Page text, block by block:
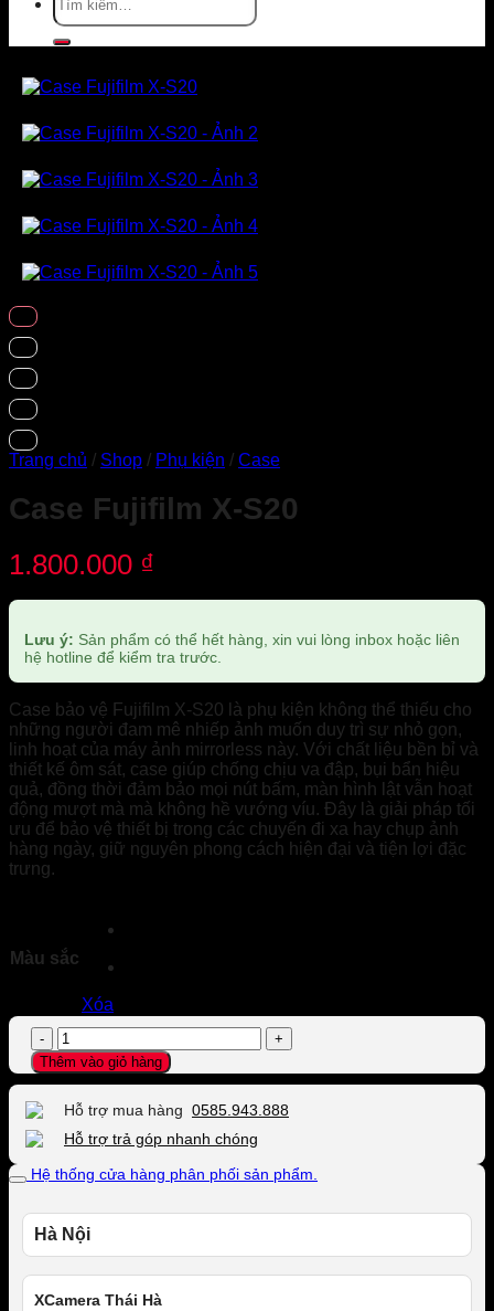
kiếm:
Trang chủ / Shop / Phụ kiện / Case
Case Fujifilm X-S20
1.800.000 ₫
Lưu ý: Sản phẩm có thể hết hàng, xin vui lòng inbox hoặc liên
hệ hotline để kiểm tra trước.
Case bảo vệ Fujifilm X-S20 là phụ kiện không thể thiếu cho
những người đam mê nhiếp ảnh muốn duy trì sự nhỏ gọn,
linh hoạt của máy ảnh mirrorless này. Với chất liệu bền bỉ và
thiết kế ôm sát, case giúp chống chịu va đập, bụi bẩn hiệu
quả, đồng thời đảm bảo mọi nút bấm, màn hình lật vẫn hoạt
động mượt mà mà không hề vướng víu. Đây là giải pháp tối
ưu để bảo vệ thiết bị trong các chuyến đi xa hay chụp ảnh
hàng ngày, giữ nguyên phong cách hiện đại và tiện lợi đặc
trưng.
Màu sắc
Xóa
Case
Fujifilm
X-
số
lượng
Thêm vào giỏ hàng
Hỗ trợ mua hàng 0585.943.888
Hỗ trợ trả góp nhanh chóng
Hệ thống cửa hàng phân phối sản phẩm.
Hà Nội
XCamera Thái Hà